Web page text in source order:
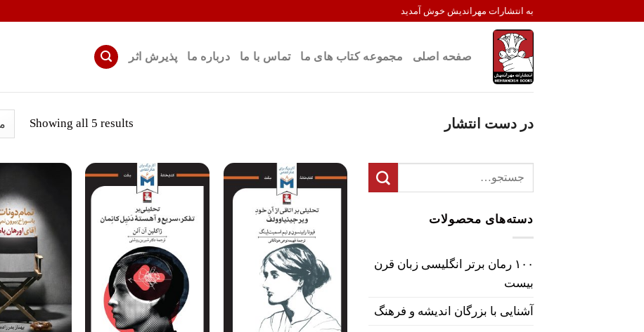
به انتشارات مهراندیش خوش آمدید
صفحه اصلی مجموعه کتاب های ما تماس با ما درباره ما پذیرش اثر
در دست انتشار Showing all 5 results
Sorted
latest
دسته‌های محصولات
۱۰۰ رمان برتر انگلیسی زبان قرن
بیست
آشنایی با بزرگان اندیشه و فرهنگ
افزودن
علاقه